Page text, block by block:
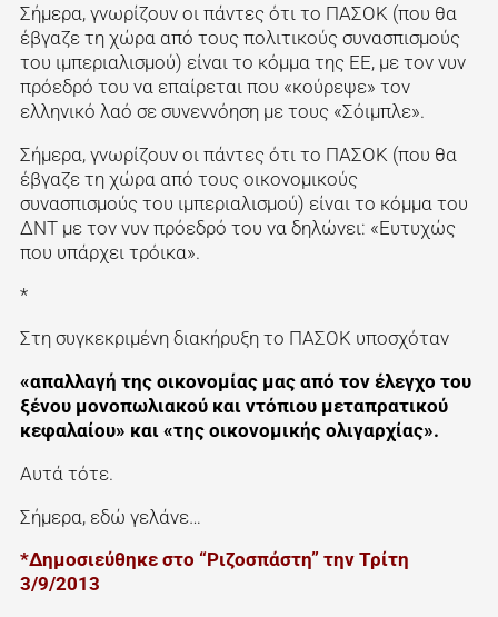
Σήμερα, γνωρίζουν οι πάντες ότι το ΠΑΣΟΚ (που θα
έβγαζε τη χώρα από τους πολιτικούς συνασπισμούς
του ιμπεριαλισμού) είναι το κόμμα της ΕΕ, με τον νυν
πρόεδρό του να επαίρεται που «κούρεψε» τον
ελληνικό λαό σε συνεννόηση με τους «Σόιμπλε».
Σήμερα, γνωρίζουν οι πάντες ότι το ΠΑΣΟΚ (που θα
έβγαζε τη χώρα από τους οικονομικούς
συνασπισμούς του ιμπεριαλισμού) είναι το κόμμα του
ΔΝΤ με τον νυν πρόεδρό του να δηλώνει: «Ευτυχώς
που υπάρχει τρόικα».
*
Στη συγκεκριμένη διακήρυξη το ΠΑΣΟΚ υποσχόταν
«απαλλαγή της οικονομίας μας από τον έλεγχο του
ξένου μονοπωλιακού και ντόπιου μεταπρατικού
κεφαλαίου» και «της οικονομικής ολιγαρχίας».
Αυτά τότε.
Σήμερα, εδώ γελάνε…
*Δημοσιεύθηκε στο “Ριζοσπάστη” την Τρίτη
3/9/2013